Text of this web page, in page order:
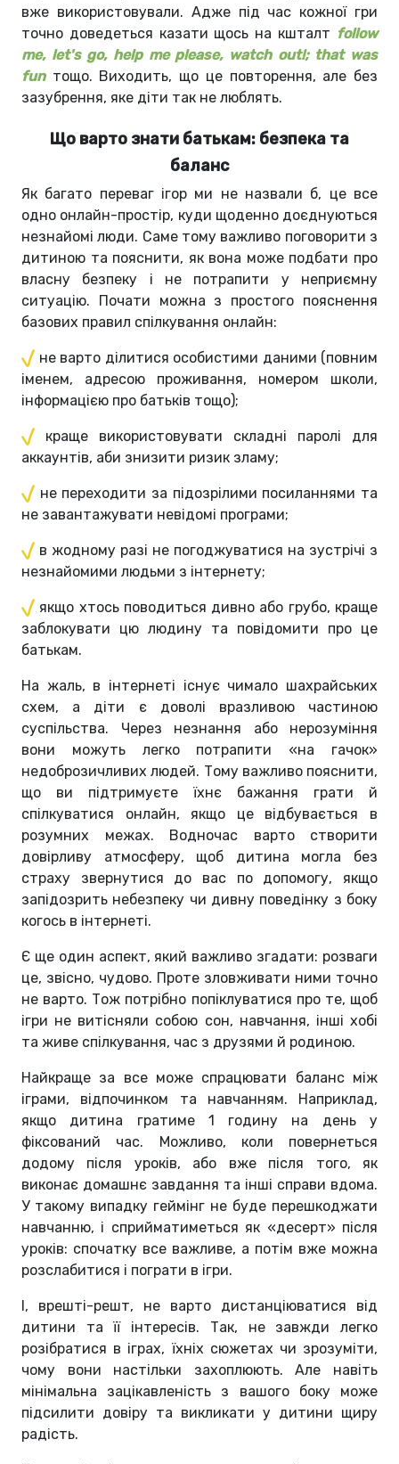
вже використовували. Адже під час кожної гри
точно доведеться казати щось на кшталт follow
me, let's go, help me please, watch out!; that was
funтощо. Виходить, що це повторення, але без
зазубрення, яке діти так не люблять.
Що варто знати батькам: безпека та
баланс
Як багато переваг ігор ми не назвали б, це все
одно онлайн-простір, куди щоденно доєднуються
незнайомі люди. Саме тому важливо поговорити з
дитиною та пояснити, як вона може подбати про
власну безпеку і не потрапити у неприємну
ситуацію. Почати можна з простого пояснення
базових правил спілкування онлайн:
не варто ділитися особистими даними (повним
іменем, адресою проживання, номером школи,
інформацією про батьків тощо);
краще використовувати складні паролі для
аккаунтів, аби знизити ризик зламу;
не переходити за підозрілими посиланнями та
не завантажувати невідомі програми;
в жодному разі не погоджуватися на зустрічі з
незнайомими людьми з інтернету;
якщо хтось поводиться дивно або грубо, краще
заблокувати цю людину та повідомити про це
батькам.
На жаль, в інтернеті існує чимало шахрайських
схем, а діти є доволі вразливою частиною
суспільства. Через незнання або нерозуміння
вони можуть легко потрапити «на гачок»
недоброзичливих людей. Тому важливо пояснити,
що ви підтримуєте їхнє бажання грати й
спілкуватися онлайн, якщо це відбувається в
розумних межах. Водночас варто створити
довірливу атмосферу, щоб дитина могла без
страху звернутися до вас по допомогу, якщо
запідозрить небезпеку чи дивну поведінку з боку
когось в інтернеті.
Є ще один аспект, який важливо згадати: розваги
це, звісно, чудово. Проте зловживати ними точно
не варто. Тож потрібно попіклуватися про те, щоб
ігри не витісняли собою сон, навчання, інші хобі
та живе спілкування, час з друзями й родиною.
Найкраще за все може спрацювати баланс між
іграми, відпочинком та навчанням. Наприклад,
якщо дитина гратиме 1 годину на день у
фіксований час. Можливо, коли повернеться
додому після уроків, або вже після того, як
виконає домашнє завдання та інші справи вдома.
У такому випадку геймінг не буде перешкоджати
навчанню, і сприйматиметься як «десерт» після
уроків: спочатку все важливе, а потім вже можна
розслабитися і пограти в ігри.
І, врешті-решт, не варто дистанціюватися від
дитини та її інтересів. Так, не завжди легко
розібратися в іграх, їхніх сюжетах чи зрозуміти,
чому вони настільки захоплюють. Але навіть
мінімальна зацікавленість з вашого боку може
підсилити довіру та викликати у дитини щиру
радість.